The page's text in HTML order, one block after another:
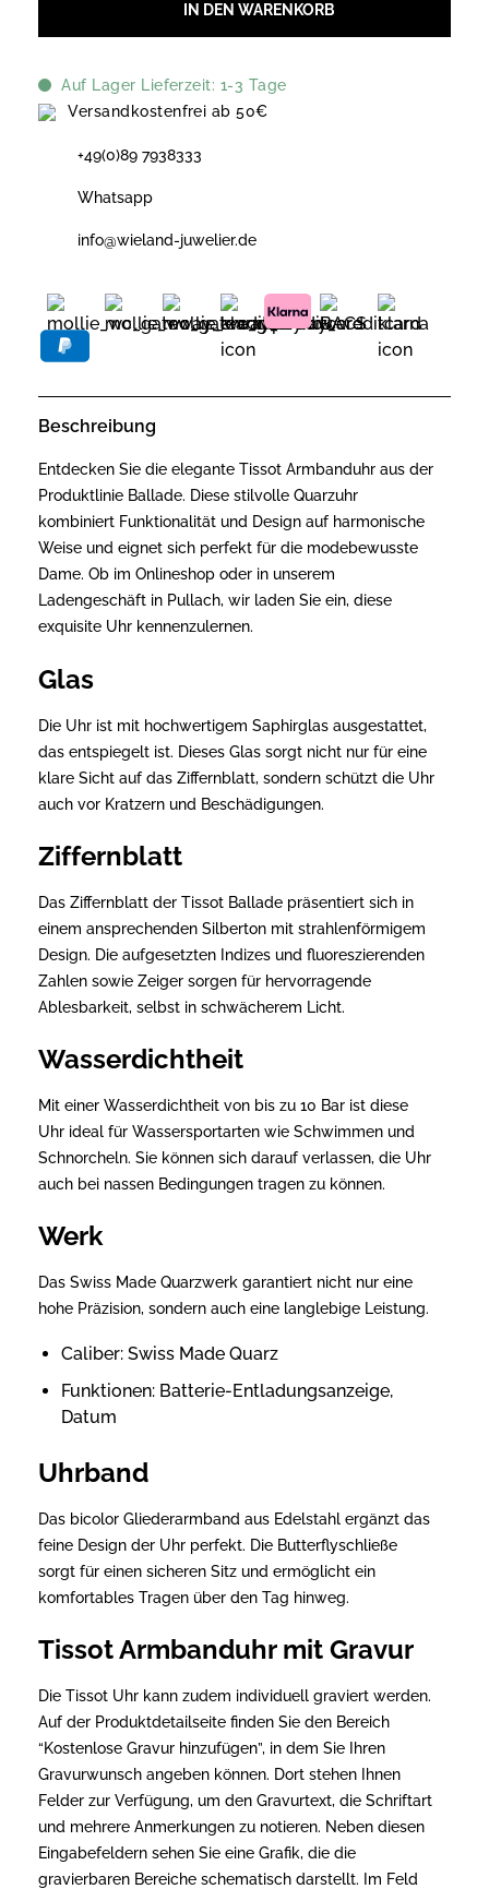
IN DEN WARENKORB
Auf Lager Lieferzeit: 1-3 Tage
Versandkostenfrei ab 50€
+49(0)89 7938333
Whatsapp
info@wieland-juwelier.de
Beschreibung
Entdecken Sie die elegante Tissot Armbanduhr aus der
Produktlinie Ballade. Diese stilvolle Quarzuhr
kombiniert Funktionalität und Design auf harmonische
Weise und eignet sich perfekt für die modebewusste
Dame. Ob im Onlineshop oder in unserem
Ladengeschäft in Pullach, wir laden Sie ein, diese
exquisite Uhr kennenzulernen.
Glas
Die Uhr ist mit hochwertigem Saphirglas ausgestattet,
das entspiegelt ist. Dieses Glas sorgt nicht nur für eine
klare Sicht auf das Ziffernblatt, sondern schützt die Uhr
auch vor Kratzern und Beschädigungen.
Ziffernblatt
Das Ziffernblatt der Tissot Ballade präsentiert sich in
einem ansprechenden Silberton mit strahlenförmigem
Design. Die aufgesetzten Indizes und fluoreszierenden
Zahlen sowie Zeiger sorgen für hervorragende
Ablesbarkeit, selbst in schwächerem Licht.
Wasserdichtheit
Mit einer Wasserdichtheit von bis zu 10 Bar ist diese
Uhr ideal für Wassersportarten wie Schwimmen und
Schnorcheln. Sie können sich darauf verlassen, die Uhr
auch bei nassen Bedingungen tragen zu können.
Werk
Das Swiss Made Quarzwerk garantiert nicht nur eine
hohe Präzision, sondern auch eine langlebige Leistung.
Caliber: Swiss Made Quarz
Funktionen: Batterie-Entladungsanzeige,
Datum
Uhrband
Das bicolor Gliederarmband aus Edelstahl ergänzt das
feine Design der Uhr perfekt. Die Butterflyschließe
sorgt für einen sicheren Sitz und ermöglicht ein
komfortables Tragen über den Tag hinweg.
Tissot Armbanduhr mit Gravur
Die Tissot Uhr kann zudem individuell graviert werden.
Auf der Produktdetailseite finden Sie den Bereich
“Kostenlose Gravur hinzufügen”, in dem Sie Ihren
Gravurwunsch angeben können. Dort stehen Ihnen
Felder zur Verfügung, um den Gravurtext, die Schriftart
und mehrere Anmerkungen zu notieren. Neben diesen
Eingabefeldern sehen Sie eine Grafik, die die
gravierbaren Bereiche schematisch darstellt. Im Feld